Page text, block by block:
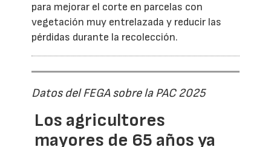
para mejorar el corte en parcelas con
vegetación muy entrelazada y reducir las
pérdidas durante la recolección.
Datos del FEGA sobre la PAC 2025
Los agricultores
mayores de 65 años ya